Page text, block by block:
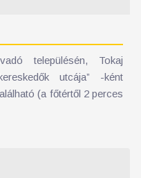
településén, Tokaj
utcája” -ként
(a főtértől 2 perces